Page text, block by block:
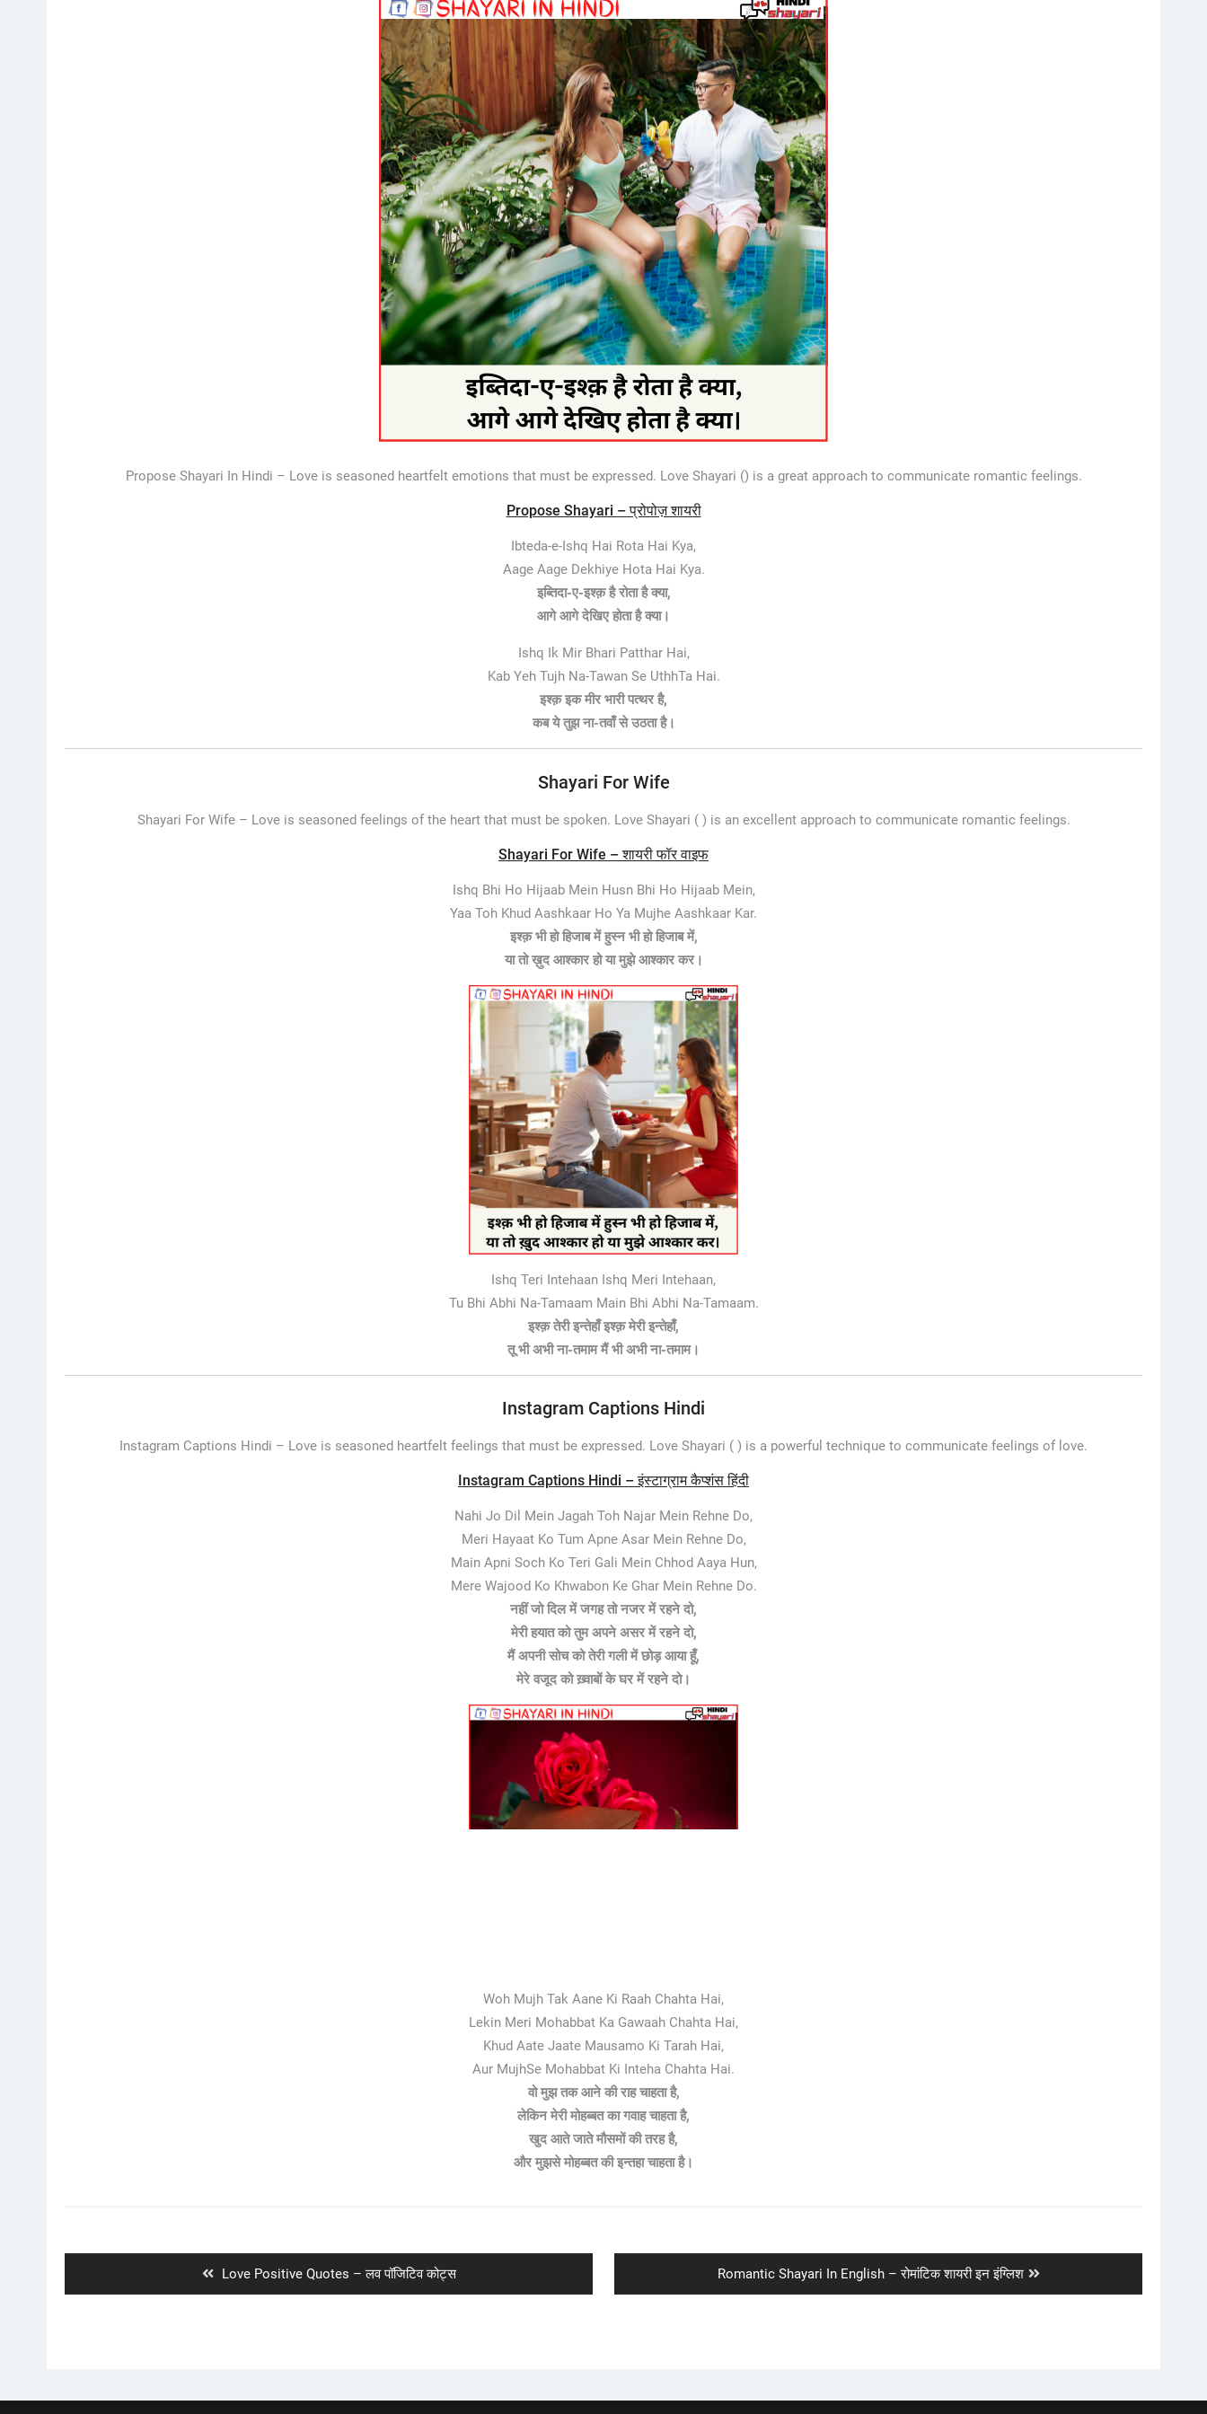
Propose Shayari In Hindi – Love is seasoned heartfelt emotions that must be expressed. Love Shayari () is a great approach to communicate romantic feelings.
Propose Shayari – प्रोपोज़ शायरी
Ibteda-e-Ishq Hai Rota Hai Kya,
Aage Aage Dekhiye Hota Hai Kya.
इब्तिदा-ए-इश्क़ है रोता है क्या,
आगे आगे देखिए होता है क्या।
Ishq Ik Mir Bhari Patthar Hai,
Kab Yeh Tujh Na-Tawan Se UthhTa Hai.
इश्क़ इक मीर भारी पत्थर है,
कब ये तुझ ना-तवाँ से उठता है।
Shayari For Wife
Shayari For Wife – Love is seasoned feelings of the heart that must be spoken. Love Shayari ( ) is an excellent approach to communicate romantic feelings.
Shayari For Wife – शायरी फॉर वाइफ
Ishq Bhi Ho Hijaab Mein Husn Bhi Ho Hijaab Mein,
Yaa Toh Khud Aashkaar Ho Ya Mujhe Aashkaar Kar.
इश्क़ भी हो हिजाब में हुस्न भी हो हिजाब में,
या तो ख़ुद आश्कार हो या मुझे आश्कार कर।
Ishq Teri Intehaan Ishq Meri Intehaan,
Tu Bhi Abhi Na-Tamaam Main Bhi Abhi Na-Tamaam.
इश्क़ तेरी इन्तेहाँ इश्क़ मेरी इन्तेहाँ,
तू भी अभी ना-तमाम मैं भी अभी ना-तमाम।
Instagram Captions Hindi
Instagram Captions Hindi – Love is seasoned heartfelt feelings that must be expressed. Love Shayari ( ) is a powerful technique to communicate feelings of love.
Instagram Captions Hindi – इंस्टाग्राम कैप्शंस हिंदी
Nahi Jo Dil Mein Jagah Toh Najar Mein Rehne Do,
Meri Hayaat Ko Tum Apne Asar Mein Rehne Do,
Main Apni Soch Ko Teri Gali Mein Chhod Aaya Hun,
Mere Wajood Ko Khwabon Ke Ghar Mein Rehne Do.
नहीं जो दिल में जगह तो नजर में रहने दो,
मेरी हयात को तुम अपने असर में रहने दो,
मैं अपनी सोच को तेरी गली में छोड़ आया हूँ,
मेरे वजूद को ख़्वाबों के घर में रहने दो।
Woh Mujh Tak Aane Ki Raah Chahta Hai,
Lekin Meri Mohabbat Ka Gawaah Chahta Hai,
Khud Aate Jaate Mausamo Ki Tarah Hai,
Aur MujhSe Mohabbat Ki Inteha Chahta Hai.
वो मुझ तक आने की राह चाहता है,
लेकिन मेरी मोहब्बत का गवाह चाहता है,
खुद आते जाते मौसमों की तरह है,
और मुझसे मोहब्बत की इन्तहा चाहता है।
Previous
post:
Love Positive Quotes – लव पॉजिटिव कोट्स
Next
post:
Romantic Shayari In English – रोमांटिक शायरी इन इंग्लिश